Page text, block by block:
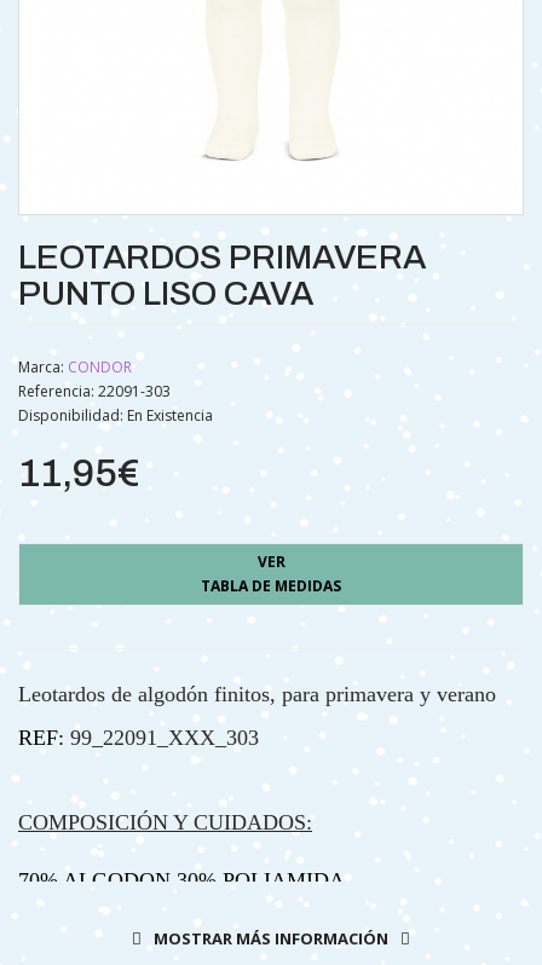
LEOTARDOS PRIMAVERA
PUNTO LISO CAVA
Marca: CONDOR
Referencia: 22091-303
Disponibilidad: En Existencia
11,95€
VER
TABLA DE MEDIDAS
Leotardos de algodón finitos, para primavera y verano
REF: 99_22091_XXX_303
COMPOSICIÓN Y CUIDADOS:
70% ALGODON 30% POLIAMIDA
- LAVAR A MAQUINA, (AGUA 40º MAX)
- NO PLANCHARMOSTRAR MÁS INFORMACIÓN